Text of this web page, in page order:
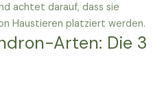
achtet darauf, dass sie
Haustieren platziert werden.
Arten: Die 3